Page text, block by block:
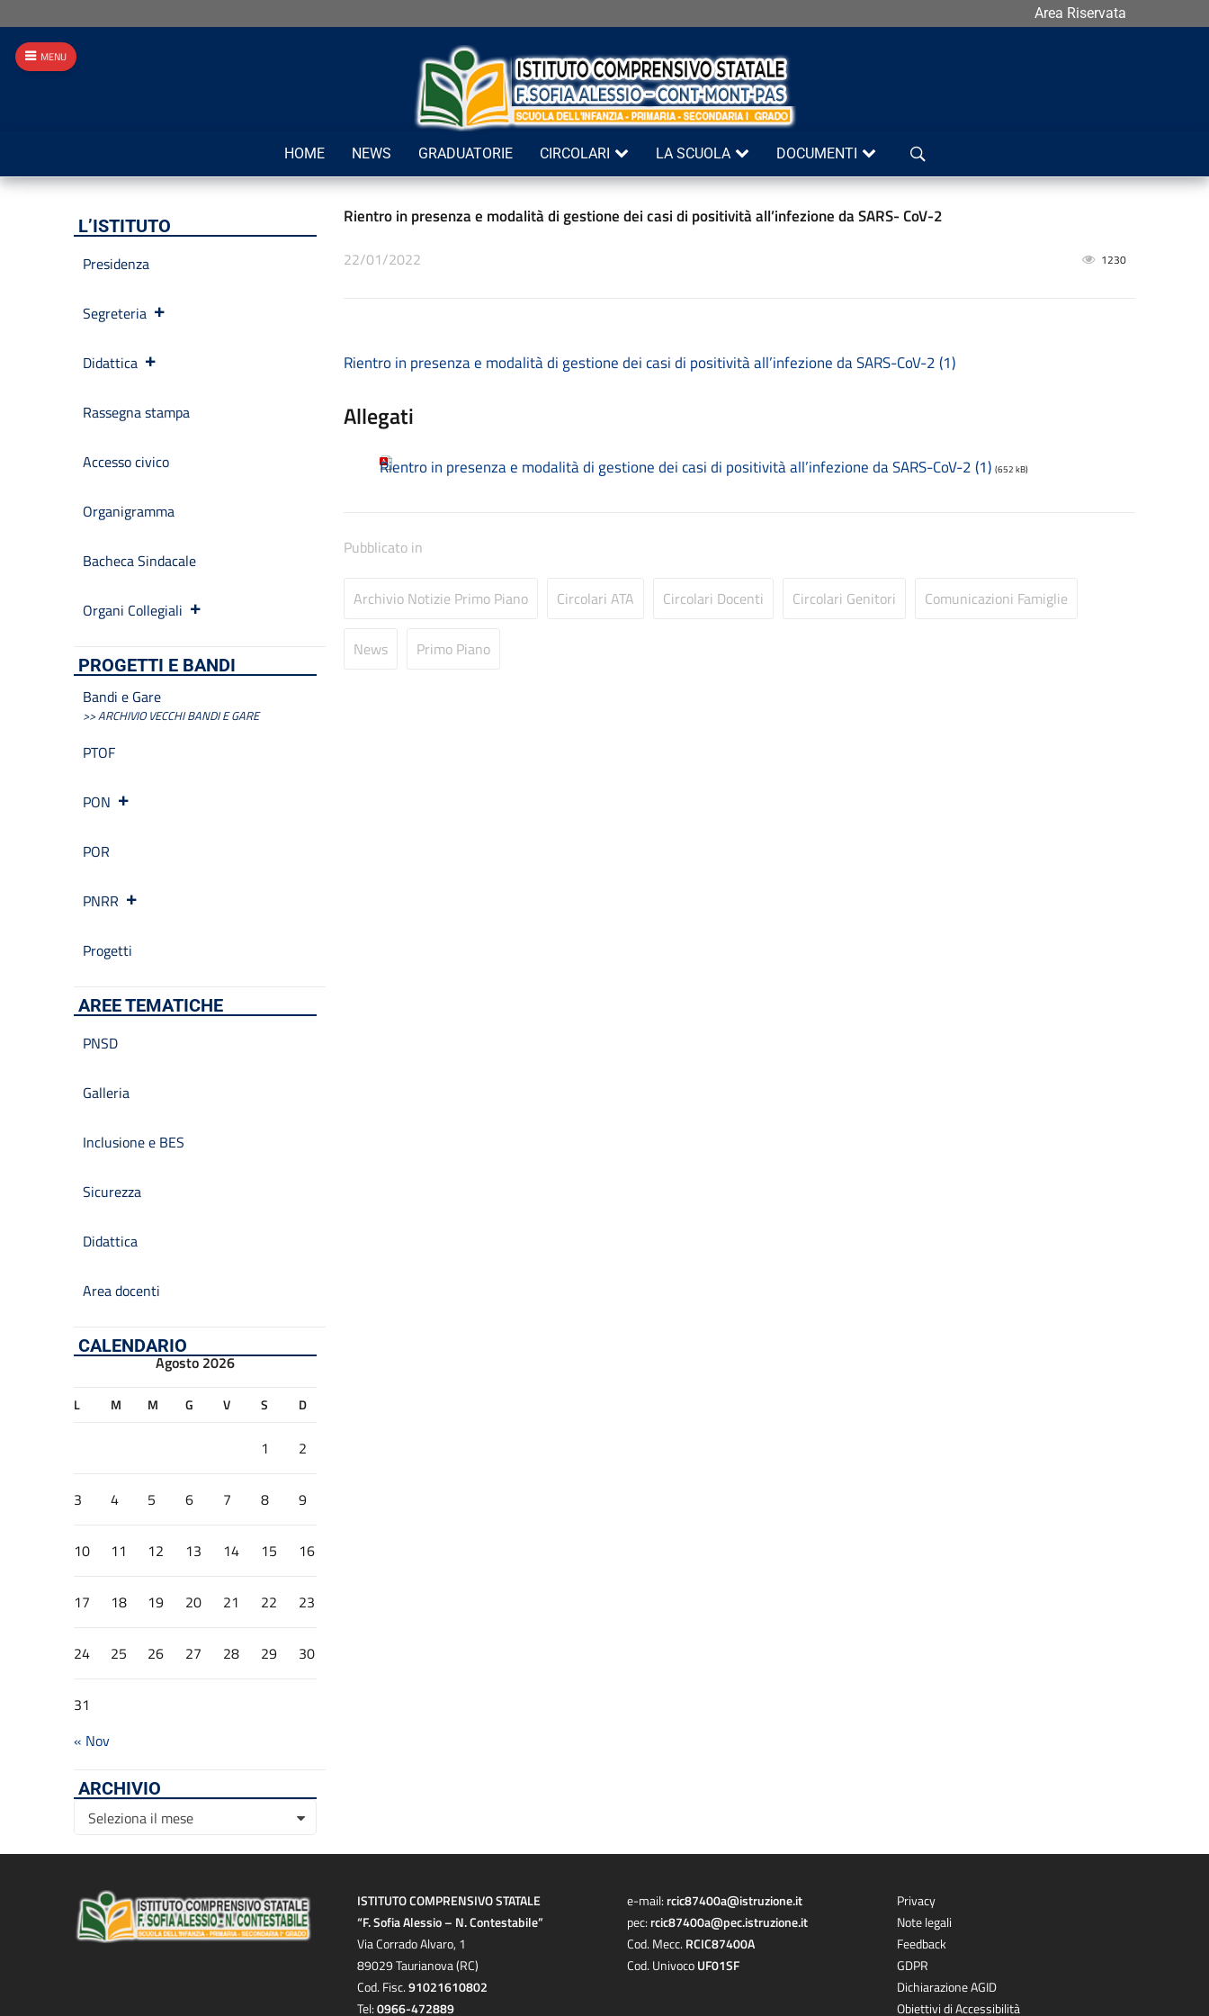
Area Riservata
Cerca
HOME NEWS GRADUATORIE CIRCOLARI LA SCUOLA DOCUMENTI
Rientro in presenza e modalità di gestione dei casi di positività all’infezione da SARS- CoV-2
22/01/2022 1230
Rientro in presenza e modalità di gestione dei casi di positività all’infezione da SARS-CoV-2 (1)
Allegati
Rientro in presenza e modalità di gestione dei casi di positività all’infezione da SARS-CoV-2 (1) (652 kB)
Pubblicato in
Archivio Notizie Primo Piano Circolari ATA Circolari Docenti Circolari Genitori Comunicazioni Famiglie
News Primo Piano
L’ISTITUTO
Presidenza
Segreteria
Didattica
Rassegna stampa
Accesso civico
Organigramma
Bacheca Sindacale
Organi Collegiali
PROGETTI E BANDI
Bandi e Gare
>> ARCHIVIO VECCHI BANDI E GARE
PTOF
PON
POR
PNRR
Progetti
AREE TEMATICHE
PNSD
Galleria
Inclusione e BES
Sicurezza
Didattica
Area docenti
CALENDARIO
Agosto 2026
L M M G V S D
1 2
3 4 5 6 7 8 9
10 11 12 13 14 15 16
17 18 19 20 21 22 23
24 25 26 27 28 29 30
31
« Nov
ARCHIVIO
Archivio
Seleziona il mese
ISTITUTO COMPRENSIVO STATALE
“F. Sofia Alessio – N. Contestabile”
Via Corrado Alvaro, 1
89029 Taurianova (RC)
Cod. Fisc.91021610802
Tel:0966-472889
e-mail: rcic87400a@istruzione.it
pec: rcic87400a@pec.istruzione.it
Cod. Mecc. RCIC87400A
Cod. UnivocoUF01SF
Privacy
Note legali
Feedback
GDPR
Dichiarazione AGID
Obiettivi di Accessibilità
MENU